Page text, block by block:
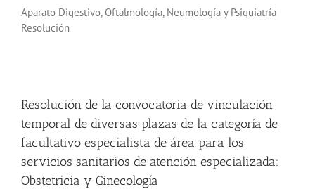
Aparato Digestivo, Oftalmología, Neumología y Psiquiatría
Resolución
Resolución de la convocatoria de vinculación
temporal de diversas plazas de la categoría de
facultativo especialista de área para los
servicios sanitarios de atención especializada:
Obstetricia y Ginecología